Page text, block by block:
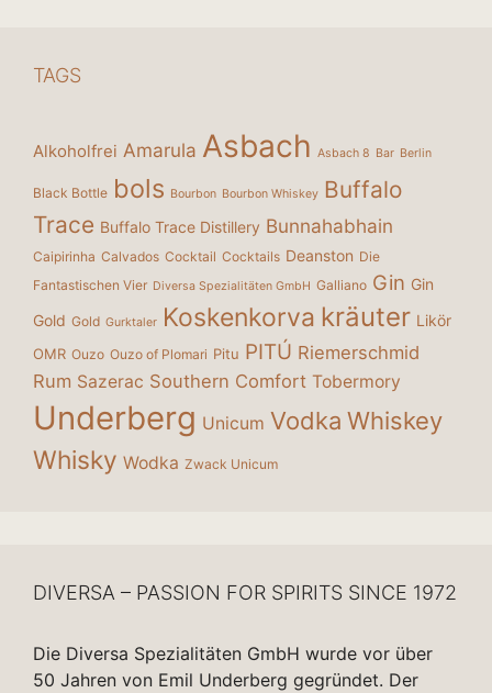
TAGS
Alkoholfrei Amarula Asbach Asbach 8 Bar Berlin
Black Bottle bols Bourbon Bourbon Whiskey Buffalo
Trace Buffalo Trace Distillery Bunnahabhain
Caipirinha Calvados Cocktail Cocktails Deanston Die
Fantastischen Vier Diversa Spezialitäten GmbH Galliano Gin Gin
Gold Gold Gurktaler Koskenkorva kräuter Likör
OMR Ouzo Ouzo of Plomari Pitu PITÚ Riemerschmid
Rum Sazerac Southern Comfort Tobermory
Underberg Unicum Vodka Whiskey
Whisky Wodka Zwack Unicum
DIVERSA – PASSION FOR SPIRITS SINCE 1972
Die Diversa Spezialitäten GmbH wurde vor über
50 Jahren von Emil Underberg gegründet. Der